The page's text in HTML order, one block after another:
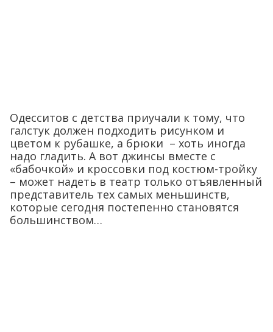
Одесситов с детства приучали к тому, что
галстук должен подходить рисунком и
цветом к рубашке, а брюки – хоть иногда
надо гладить. А вот джинсы вместе с
«бабочкой» и кроссовки под костюм-тройку
– может надеть в театр только отъявленный
представитель тех самых меньшинств,
которые сегодня постепенно становятся
большинством…